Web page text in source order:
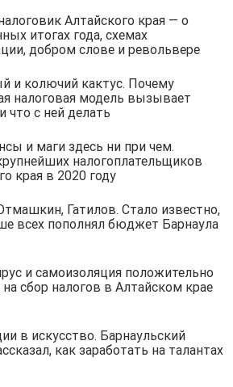
Алтайского края — о
итогах года, схемах
добром слове и револьвере
и колючий кактус. Почему
налоговая модель вызывает
что с ней делать
и маги здесь ни при чем.
налогоплательщиков
края в 2020 году
Гатилов. Стало известно,
всех пополнял бюджет Барнаула
и самоизоляция положительно
сбор налогов в Алтайском крае
в искусство. Барнаульский
как заработать на талантах